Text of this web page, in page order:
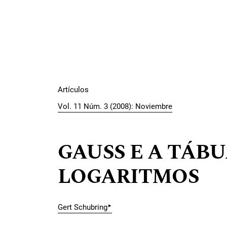
Artículos
Vol. 11 Núm. 3 (2008): Noviembre
GAUSS E A
LOGARITMOS
Gert Schubring▸